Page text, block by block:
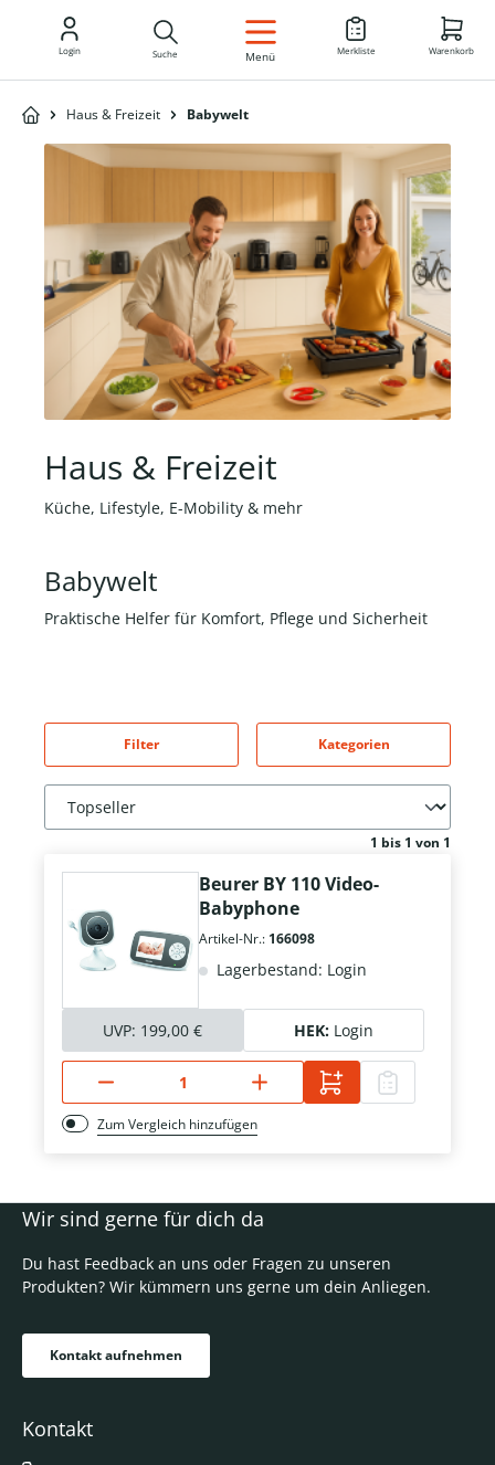
DE
Login Suche Menü Merkliste Warenkorb
Haus & Freizeit Babywelt
Haus & Freizeit
Küche, Lifestyle, E-Mobility & mehr
Babywelt
Praktische Helfer für Komfort, Pflege und Sicherheit
Filter Kategorien
1 bis 1 von 1
Beurer BY 110 Video-
Babyphone
Artikel-Nr.: 166098
Lagerbestand: Login
UVP: 199,00 € HEK: Login
Zum Vergleich hinzufügen
Wir sind gerne für dich da
Du hast Feedback an uns oder Fragen zu unseren
Produkten? Wir kümmern uns gerne um dein Anliegen.
Kontakt aufnehmen
Kontakt